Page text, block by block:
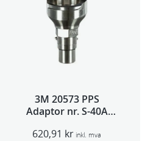
3M 20573 PPS
Adaptor nr. S-40A
620,91 kr inkl. mva